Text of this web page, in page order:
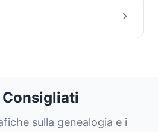
sulla genealogia e i